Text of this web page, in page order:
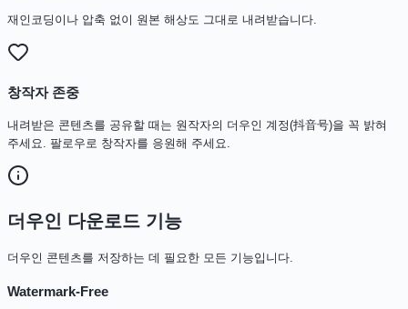
재인코딩이나 압축 없이 원본 해상도 그대로 내려받습니다.
창작자 존중
내려받은 콘텐츠를 공유할 때는 원작자의 더우인 계정(抖音号)을 꼭 밝혀
주세요. 팔로우로 창작자를 응원해 주세요.
더우인 다운로드 기능
더우인 콘텐츠를 저장하는 데 필요한 모든 기능입니다.
Watermark-Free